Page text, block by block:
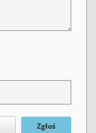
Zgłoś